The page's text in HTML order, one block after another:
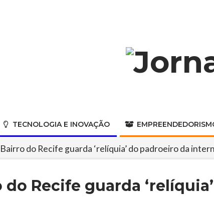
TECNOLOGIA E INOVAÇÃO
Bairro do Recife guarda ‘relíquia’ do padroeiro da
do Recife guarda